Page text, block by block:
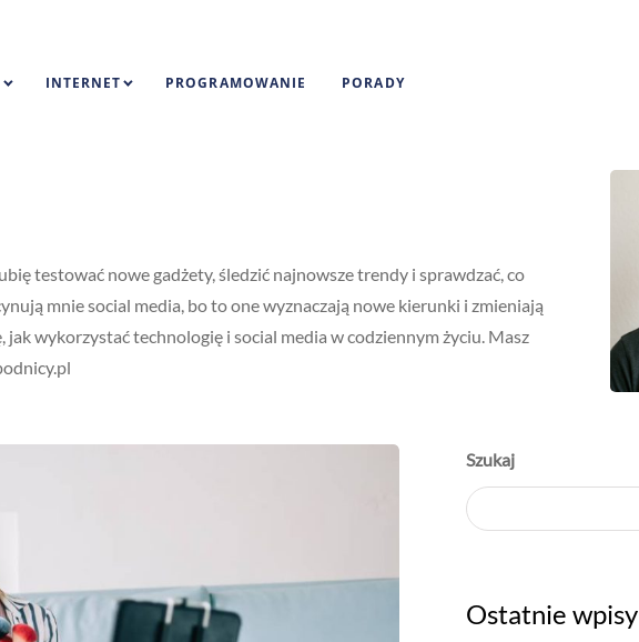
INTERNET PROGRAMOWANIE PORADY
testować nowe gadżety, śledzić najnowsze trendy i sprawdzać, co
mnie social media, bo to one wyznaczają nowe kierunki i zmieniają
wykorzystać technologię i social media w codziennym życiu. Masz
Szukaj
Ostatnie wpisy